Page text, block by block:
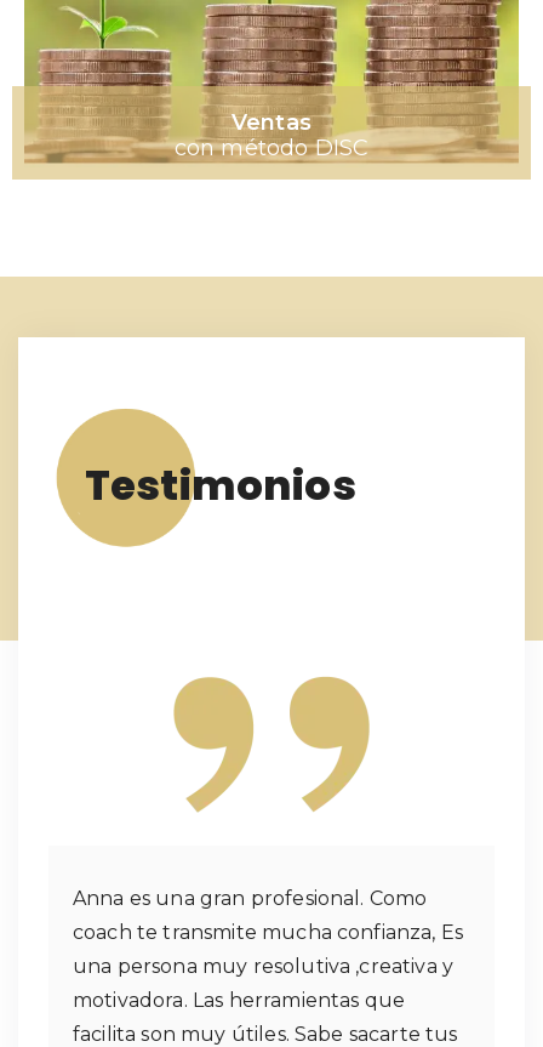
Ventas
con método DISC
Testimonios
Anna es una gran profesional. Como
coach te transmite mucha confianza, Es
una persona muy resolutiva ,creativa y
motivadora. Las herramientas que
facilita son muy útiles. Sabe sacarte tus